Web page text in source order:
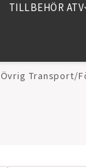
TILLBEHÖR ATV
Övrig Transport/